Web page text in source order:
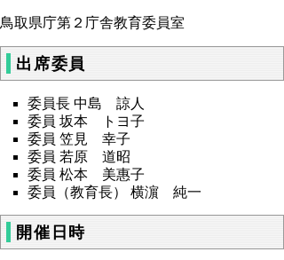
鳥取県庁第２庁舎教育委員室
出席委員
委員長 中島 諒人
委員 坂本 トヨ子
委員 笠見 幸子
委員 若原 道昭
委員 松本 美惠子
委員（教育長） 横濵 純一
開催日時